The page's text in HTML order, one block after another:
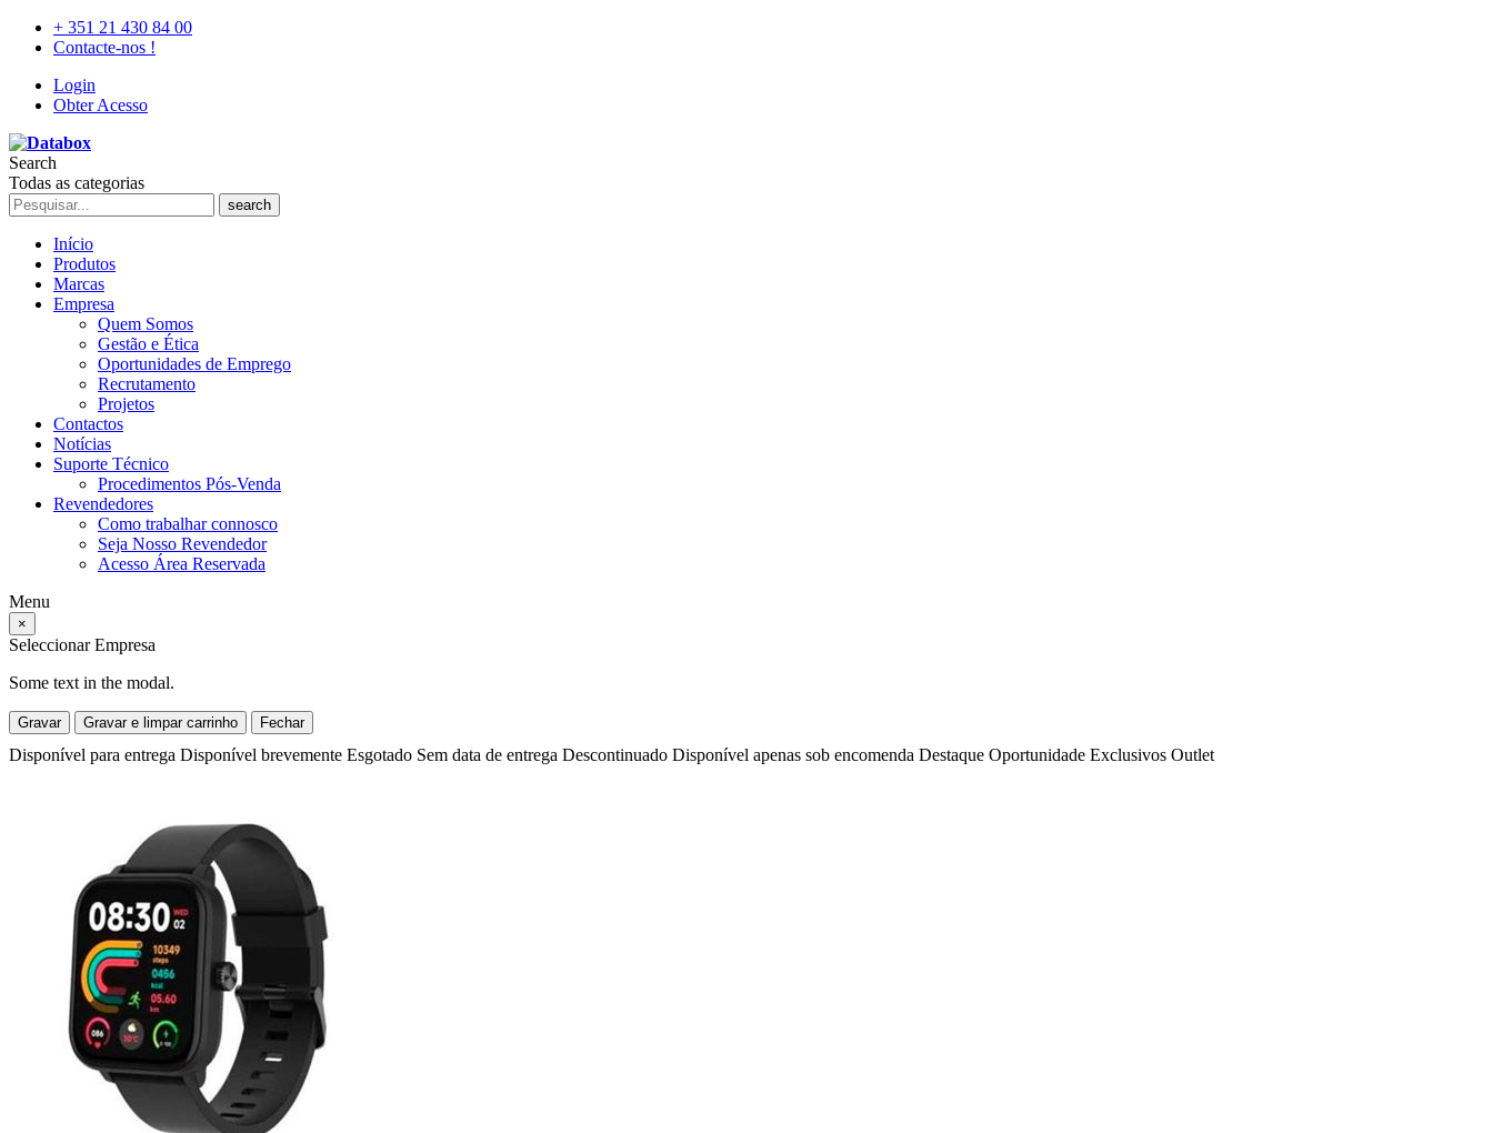
+ 351 21 430 84 00
Contacte-nos !
Login
Obter Acesso
Search
Todas as categorias
search
Início
Produtos
Marcas
Empresa
Quem Somos
Gestão e Ética
Oportunidades de Emprego
Recrutamento
Projetos
Contactos
Notícias
Suporte Técnico
Procedimentos Pós-Venda
Revendedores
Como trabalhar connosco
Seja Nosso Revendedor
Acesso Área Reservada
Menu
×
Seleccionar Empresa
Some text in the modal.
Gravar Gravar e limpar carrinho Fechar
Disponível para entrega Disponível brevemente Esgotado Sem data de entrega Descontinuado Disponível apenas sob encomenda Destaque Oportunidade Exclusivos Outlet